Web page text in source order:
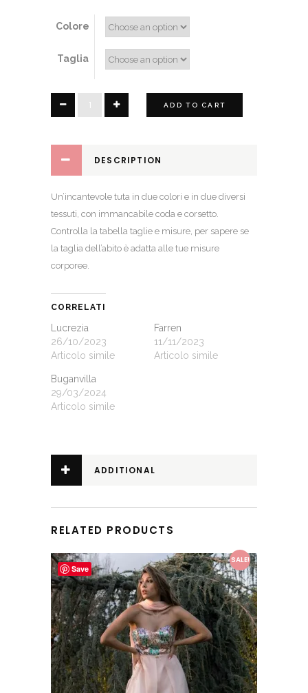
Colore
Taglia
Mery
quantity
ADD TO CART
DESCRIPTION
Un’incantevole tuta in due colori e in due diversi
tessuti, con immancabile coda e corsetto.
Controlla la tabella taglie e misure, per sapere se
la taglia dell’abito è adatta alle tue misure
corporee.
CORRELATI
Lucrezia
26/10/2023
Articolo simile
Farren
11/11/2023
Articolo simile
Buganvilla
29/03/2024
Articolo simile
ADDITIONAL
RELATED PRODUCTS
Save
SALE!
This product has multiple variants. The options may be chosen on the product page